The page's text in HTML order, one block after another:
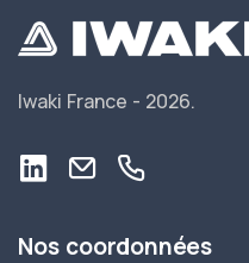
Iwaki France - 2026.
Nos coordonnées